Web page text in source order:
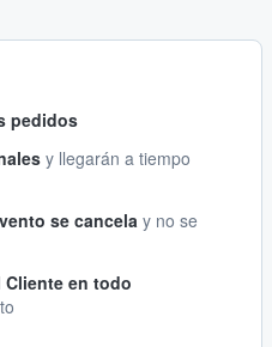
pedidos
y llegarán a tiempo
se cancela y no se
en todo